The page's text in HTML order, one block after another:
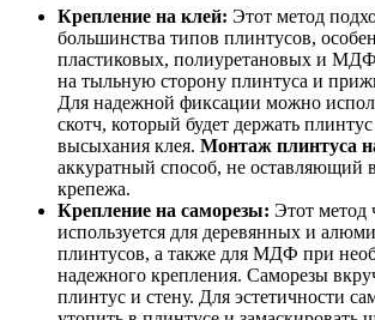
Крепление на клей: Этот метод
большинства типов плинтусов,
пластиковых, полиуретановых и
на тыльную сторону плинтуса и
Для надежной фиксации можно
скотч, который будет держать
высыхания клея. Монтаж плинтуса
аккуратный способ, не оставляющий
крепежа.
Крепление на саморезы: Этот метод
используется для деревянных и
плинтусов, а также для МДФ при
надежного крепления. Саморезы
плинтус и стену. Для эстетичности